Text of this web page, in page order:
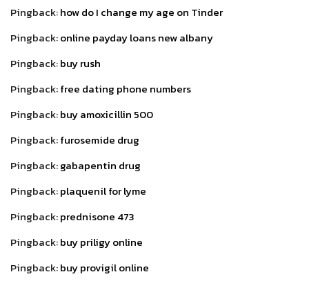
Pingback:how do I change my age on Tinder
Pingback:online payday loans new albany
Pingback:buy rush
Pingback:free dating phone numbers
Pingback:buy amoxicillin 500
Pingback:furosemide drug
Pingback:gabapentin drug
Pingback:plaquenil for lyme
Pingback:prednisone 473
Pingback:buy priligy online
Pingback:buy provigil online